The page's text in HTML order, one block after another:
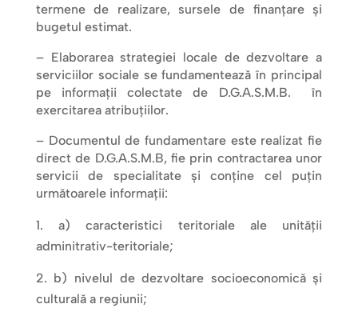
termene de realizare, sursele de finanțare și
bugetul estimat.
– Elaborarea strategiei locale de dezvoltare a
serviciilor sociale se fundamentează în principal
pe informații colectate de D.G.A.S.M.B. în
exercitarea atribuțiilor.
– Documentul de fundamentare este realizat fie
direct de D.G.A.S.M.B, fie prin contractarea unor
servicii de specialitate și conține cel puțin
următoarele informații:
a) caracteristici teritoriale ale unității
adminitrativ-teritoriale;
b) nivelul de dezvoltare socioeconomică și
culturală a regiunii;